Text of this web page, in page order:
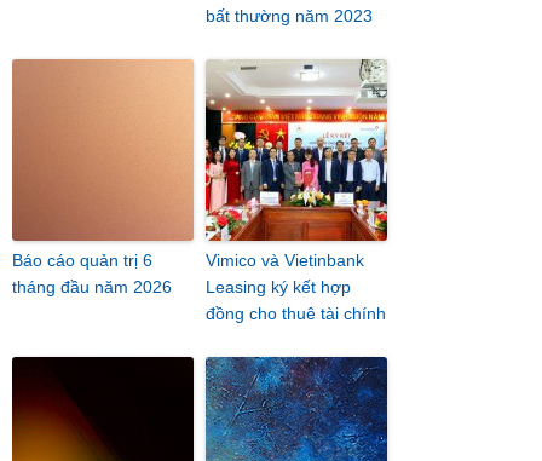
bất thường năm 2023
Báo cáo quản trị 6
tháng đầu năm 2026
Vimico và Vietinbank
Leasing ký kết hợp
đồng cho thuê tài chính